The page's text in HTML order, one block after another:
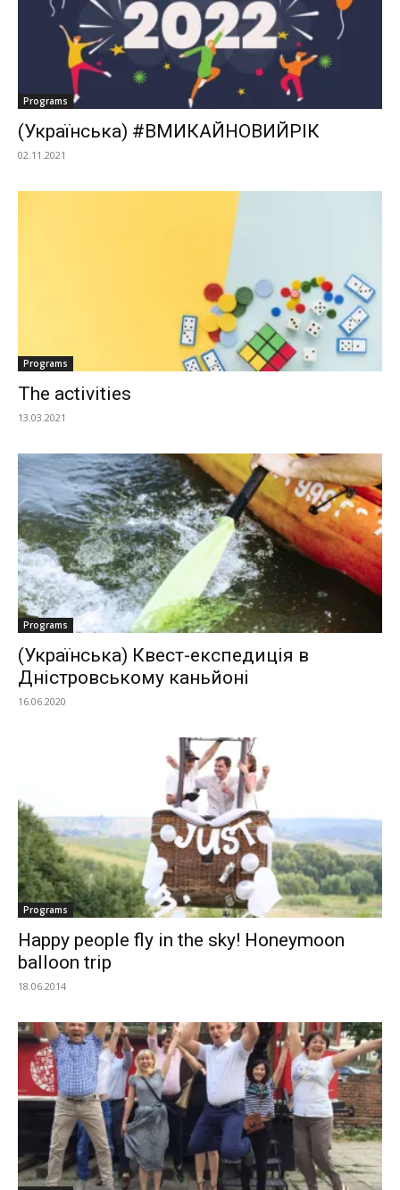
Programs
(Українська) #ВМИКАЙНОВИЙРІК
02.11.2021
Programs
The activities
13.03.2021
Programs
(Українська) Квест-експедиція в
Дністровському каньйоні
16.06.2020
Programs
Happy people fly in the sky! Honeymoon
balloon trip
18.06.2014